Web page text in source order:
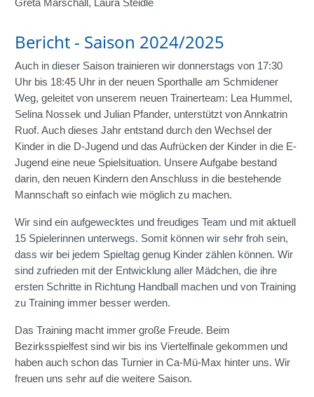
Greta Marschall, Laura Steidle
Bericht - Saison 2024/2025
Auch in dieser Saison trainieren wir donnerstags von 17:30
Uhr bis 18:45 Uhr in der neuen Sporthalle am Schmidener
Weg, geleitet von unserem neuen Trainerteam: Lea Hummel,
Selina Nossek und Julian Pfander, unterstützt von Annkatrin
Ruof. Auch dieses Jahr entstand durch den Wechsel der
Kinder in die D-Jugend und das Aufrücken der Kinder in die E-
Jugend eine neue Spielsituation. Unsere Aufgabe bestand
darin, den neuen Kindern den Anschluss in die bestehende
Mannschaft so einfach wie möglich zu machen.
Wir sind ein aufgewecktes und freudiges Team und mit aktuell
15 Spielerinnen unterwegs. Somit können wir sehr froh sein,
dass wir bei jedem Spieltag genug Kinder zählen können. Wir
sind zufrieden mit der Entwicklung aller Mädchen, die ihre
ersten Schritte in Richtung Handball machen und von Training
zu Training immer besser werden.
Das Training macht immer große Freude. Beim
Bezirksspielfest sind wir bis ins Viertelfinale gekommen und
haben auch schon das Turnier in Ca-Mü-Max hinter uns. Wir
freuen uns sehr auf die weitere Saison.